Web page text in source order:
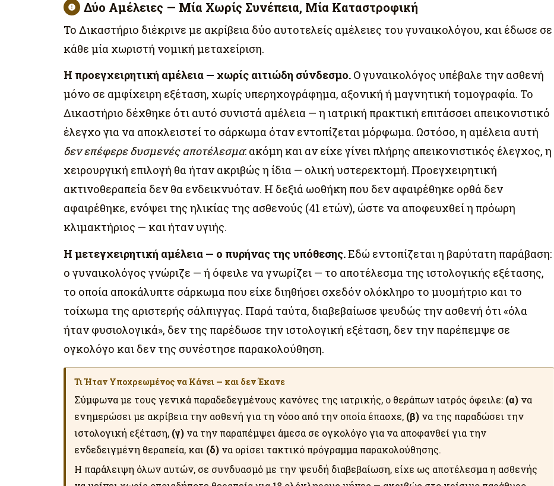
Δύο Αμέλειες — Μία Χωρίς Συνέπεια, Μία Καταστροφική
Το Δικαστήριο διέκρινε με ακρίβεια δύο αυτοτελείς αμέλειες του γυναικολόγου, και έδωσε σε
κάθε μία χωριστή νομική μεταχείριση.
Η προεγχειρητική αμέλεια — χωρίς αιτιώδη σύνδεσμο. Ο γυναικολόγος υπέβαλε την ασθενή
μόνο σε αμφίχειρη εξέταση, χωρίς υπερηχογράφημα, αξονική ή μαγνητική τομογραφία. Το
Δικαστήριο δέχθηκε ότι αυτό συνιστά αμέλεια — η ιατρική πρακτική επιτάσσει απεικονιστικό
έλεγχο για να αποκλειστεί το σάρκωμα όταν εντοπίζεται μόρφωμα. Ωστόσο, η αμέλεια αυτή
δεν επέφερε δυσμενές αποτέλεσμα: ακόμη και αν είχε γίνει πλήρης απεικονιστικός έλεγχος, η
χειρουργική επιλογή θα ήταν ακριβώς η ίδια — ολική υστερεκτομή. Προεγχειρητική
ακτινοθεραπεία δεν θα ενδεικνυόταν. Η δεξιά ωοθήκη που δεν αφαιρέθηκε ορθά δεν
αφαιρέθηκε, ενόψει της ηλικίας της ασθενούς (41 ετών), ώστε να αποφευχθεί η πρόωρη
κλιμακτήριος — και ήταν υγιής.
Η μετεγχειρητική αμέλεια — ο πυρήνας της υπόθεσης.Εδώ εντοπίζεται η βαρύτατη παράβαση:
ο γυναικολόγος γνώριζε — ή όφειλε να γνωρίζει — το αποτέλεσμα της ιστολογικής εξέτασης,
το οποία αποκάλυπτε σάρκωμα που είχε διηθήσει σχεδόν ολόκληρο το μυομήτριο και το
τοίχωμα της αριστερής σάλπιγγας. Παρά ταύτα, διαβεβαίωσε ψευδώς την ασθενή ότι «όλα
ήταν φυσιολογικά», δεν της παρέδωσε την ιστολογική εξέταση, δεν την παρέπεμψε σε
ογκολόγο και δεν της συνέστησε παρακολούθηση.
Τι Ήταν Υποχρεωμένος να Κάνει — και δεν Έκανε
Σύμφωνα με τους γενικά παραδεδεγμένους κανόνες της ιατρικής, ο θεράπων ιατρός όφειλε: (α) να
ενημερώσει με ακρίβεια την ασθενή για τη νόσο από την οποία έπασχε, (β) να της παραδώσει την
ιστολογική εξέταση, (γ) να την παραπέμψει άμεσα σε ογκολόγο για να αποφανθεί για την
ενδεδειγμένη θεραπεία, και (δ) να ορίσει τακτικό πρόγραμμα παρακολούθησης.
Η παράλειψη όλων αυτών, σε συνδυασμό με την ψευδή διαβεβαίωση, είχε ως αποτέλεσμα η ασθενής